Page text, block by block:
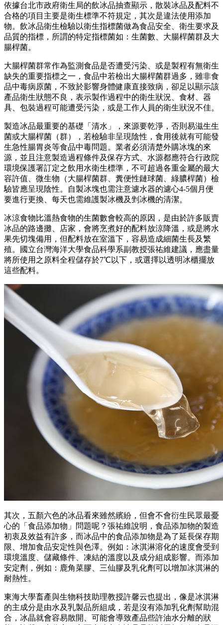
依據台北市政府衛生局的飲冰品抽查顯示，散裝冰品及配料不
合格的項目主要是衛生標準不符規定，其次是違法使用添加
物。飲冰品衛生檢驗以衛生指標菌做為食品安全、衛生要求及
品質的指標，所謂的特定指標菌如：生菌數、大腸桿菌群及大
腸桿菌。
大腸桿菌群常作為監測食品是否遭受污染、或是製程有無衛生
缺失的重要指標之一，食品中若檢出大腸桿菌群過多，雖非食
品中毒病原菌，不致於影響身體健康直接致病，卻足以顯示該
產品衛生狀態不良，表示製作過程中的衛生狀況、食材、器
具、包裝過程可能遭受污染，或是工作人員的衛生狀況不佳。
製造冰品最重要的基礎「清水」，來源要乾淨，否則易滋生生
菌或大腸桿菌（群），若檢驗非呈現陰性，食用後就有可能發
生急性腸胃炎等食品中毒問題。業者必須清楚外購冰塊的來
源，並且注意製造過程條件及保存方式、水源都應符合行政院
環境保護署訂定之飲用水衛生標準，不可超過各重金屬的最大
容許值、微生物（大腸桿菌群、糞便性鏈球菌、綠膿桿菌）檢
驗皆應呈現陰性。自製冰塊也需注意濾水器的濾心4-5個月便
要進行更換、每天也需維護製冰機及剉冰機的清潔。
冰涼食物比溫熱食物的生菌數會較高的原因，是由於許多販賣
冰品的路邊攤、店家，會將烹煮好的配料放涼降溫，或是將水
果先切塊備用，但配料放在室溫下，容易造成細菌生長及繁
殖。國立台灣海洋大學食品科學系副教授張祐維建議，應盡量
將所使用之原料全程儲存於7℃以下，或選擇以透明冰櫃擺放
這些配料。
其次，五顏六色的冰品看來雖然繽紛，但會不會衍生民眾最憂
心的「食品添加物」問題呢？張祐維說明，食品添加物的製造
初衷及效益有許多，而冰品中的食品添加物是為了延長保存期
限、增加食品安定性與色澤。例如：冰淇淋溶化的速度會受到
環境溫度、儲藏條件、凍結的溫度以及成分組成影響。而添加
安定劑，例如：鹿角菜膠、三仙膠及乳化劑可以增加冰淇淋的
耐熱性。
東海大學畜產與生物科技助理教授許馨云也提出，像是冰淇淋
的主成分是由水及乳製品所組成，若是沒有添加乳化劑幫助混
合，冰晶就會容易散開、可能會導致產品些許油水分離的狀